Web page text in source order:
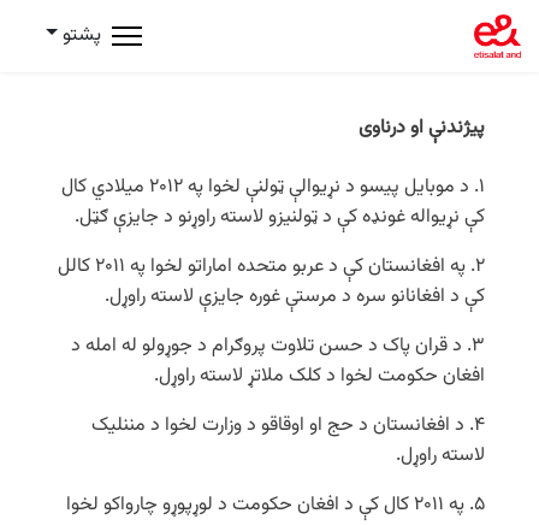
پشتو
پیژندنې او درناوی
۱. د موبایل پیسو د نړیوالې ټولنې لخوا په ۲۰۱۲ میلادي کال
کې نړیواله غونډه کې د ټولنیزو لاسته راوړنو د جایزې ګټل.
۲. په افغانستان کې د عربو متحده اماراتو لخوا په ۲۰۱۱ کالل
کې د افغانانو سره د مرستې غوره جایزې لاسته راوړل.
۳. د قران پاک د حسن تلاوت پروګرام د جوړولو له امله د
افغان حکومت لخوا د کلک ملاتړ لاسته راوړل.
۴. د افغانستان د حج او اوقاقو د وزارت لخوا د مننلیک
لاسته راوړل.
۵. په ۲۰۱۱ کال کې د افغان حکومت د لوړپوړو چارواکو لخوا